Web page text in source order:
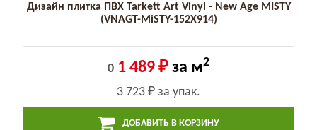
Дизайн плитка ПВХ Tarkett Art Vinyl - New Age MISTY
(VNAGT-MiSTY-152X914)
0 1 489 ₽ за м2
3 723 ₽ за упак.
ДОБАВИТЬ В КОРЗИНУ